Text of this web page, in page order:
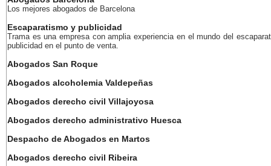
Los mejores abogados de Barcelona
Escaparatismo y publicidad
Trama es una empresa con amplia experiencia en el mundo del
publicidad en el punto de venta.
Abogados San Roque
Abogados alcoholemia Valdepeñas
Abogados derecho civil Villajoyosa
Abogados derecho administrativo Huesca
Despacho de Abogados en Martos
Abogados derecho civil Ribeira